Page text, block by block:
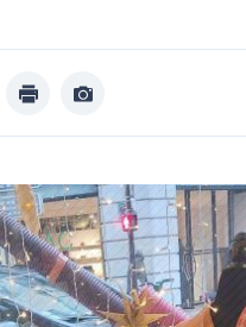
print
Afficher